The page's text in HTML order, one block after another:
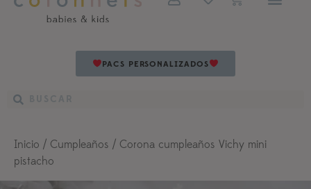
PACS PERSONALIZADOS
Inicio / Cumpleaños / Corona cumpleaños Vichy mini
pistacho